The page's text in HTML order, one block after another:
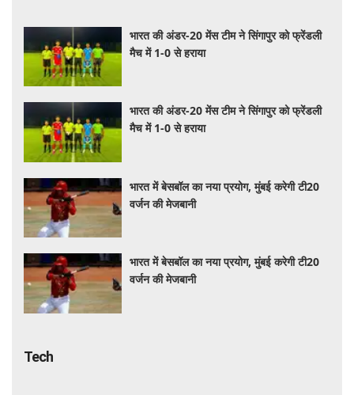
भारत की अंडर-20 मेंस टीम ने सिंगापुर को फ्रेंडली
मैच में 1-0 से हराया
भारत की अंडर-20 मेंस टीम ने सिंगापुर को फ्रेंडली
मैच में 1-0 से हराया
भारत में बेसबॉल का नया प्रयोग, मुंबई करेगी टी20
वर्जन की मेजबानी
भारत में बेसबॉल का नया प्रयोग, मुंबई करेगी टी20
वर्जन की मेजबानी
Tech